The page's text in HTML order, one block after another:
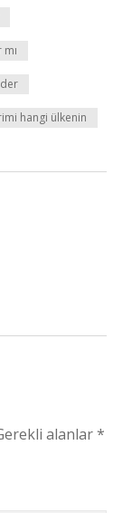
hangi ülkenin
alanlar*